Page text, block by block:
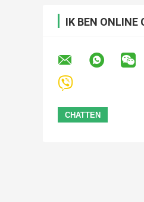
IK BEN ONLINE